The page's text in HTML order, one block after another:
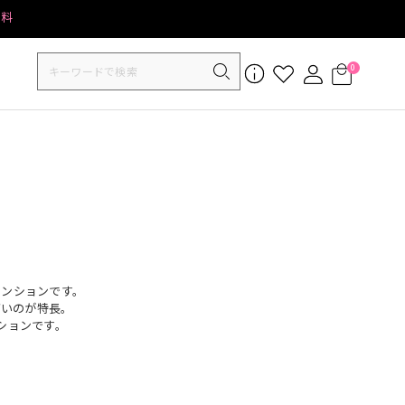
0
ションです。
のが特長。
ンです。